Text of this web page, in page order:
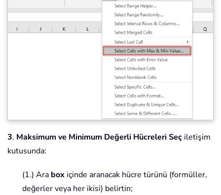
3. Maksimum ve Minimum Değerli Hücreleri Seç iletişim
kutusunda:
(1.) Ara box içinde aranacak hücre türünü (formüller,
değerler veya her ikisi) belirtin;